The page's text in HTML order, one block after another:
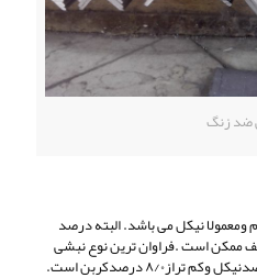
ضد زنگ
نیکل می باشد. البته درصد
ممکن است .فراوان ترین نوع نبشی